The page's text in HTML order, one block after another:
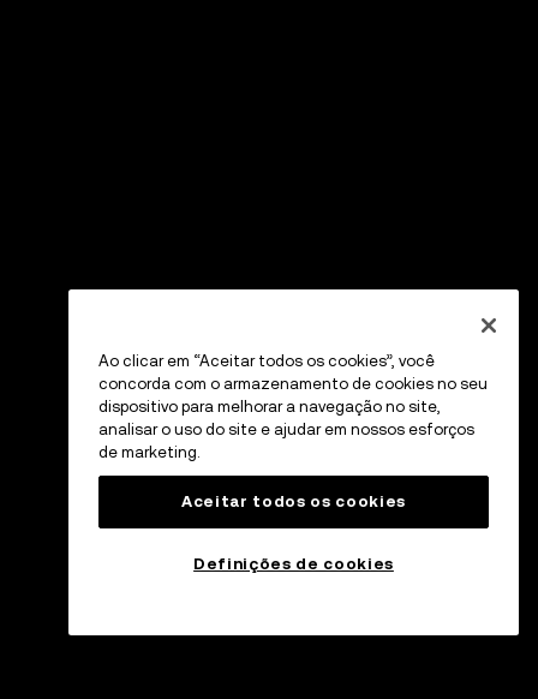
Ao clicar em “Aceitar todos os cookies”, você
concorda com o armazenamento de cookies no seu
dispositivo para melhorar a navegação no site,
analisar o uso do site e ajudar em nossos esforços
de marketing.
Aceitar todos os cookies
Definições de cookies